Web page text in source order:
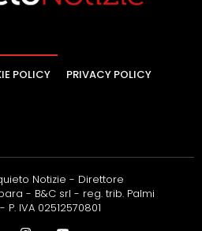
POLICY PRIVACY POLICY
Notizie - Direttore
- B&C srl - reg. trib. Palmi
P. IVA 02512570801